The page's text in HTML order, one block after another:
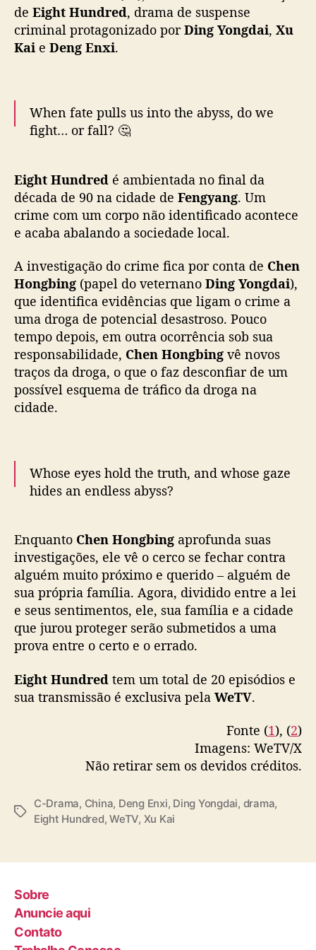
r
a
Y
d
a
i
X
K
a
i
e
D
e
n
E
m
p
e
e
c
r
i
n
de Eight Hundred, drama de suspense
criminal protagonizado porDing Yongdai, Xu
Kai e Deng Enxi.
When fate pulls us into the abyss, do we
fight… or fall? 🤔
globally.
✨Starring#DingYongdai #XuKai #DengEnxi#
方圆八百米 #丁勇岱 #许凯 #邓恩熙#WeTV
pic.twitter.com/01tJdVyQi4
— WeTV.Official (@WeTVOfficial) April 17,
2026
Eight Hundred é ambientada no final da
década de 90 na cidade de Fengyang. Um
crime com um corpo não identificado acontece
e acaba abalando a sociedade local.
A investigação do crime fica por conta de Chen
Hongbing (papel do veternano Ding Yongdai),
que identifica evidências que ligam o crime a
uma droga de potencial desastroso. Pouco
tempo depois, em outra ocorrência sob sua
responsabilidade, Chen Hongbing vê novos
traços da droga, o que o faz desconfiar de um
possível esquema de tráfico da droga na
cidade.
Whose eyes hold the truth, and whose gaze
hides an endless abyss?
globally.
✨Starring#DingYongdai #XuKai #DengEnxi
方圆八百米 #丁勇岱 #许凯 #邓恩熙#WeTV
#WeTVAlwaysMore
pic.twitter.com/Q68M29eWHU
2026
Enquanto Chen Hongbing aprofunda suas
investigações, ele vê o cerco se fechar contra
alguém muito próximo e querido – alguém de
sua própria família. Agora, dividido entre a lei
e seus sentimentos, ele, sua família e a cidade
que jurou proteger serão submetidos a uma
prova entre o certo e o errado.
Eight Hundred tem um total de 20 episódios e
sua transmissão é exclusiva pela WeTV.
Fonte (1), (2)
Imagens: WeTV/X
Não retirar sem os devidos créditos.
T
C-Drama, China, Deng Enxi, Ding Yongdai, drama,
Eight Hundred,WeTV, Xu Kai
Sobre
Anuncie aqui
Contato